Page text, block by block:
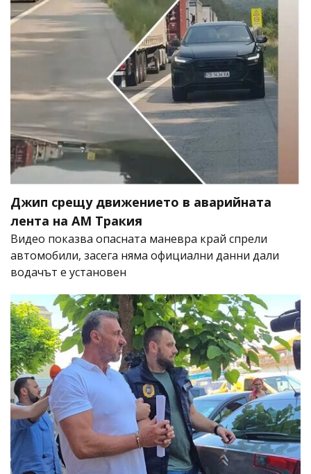
Джип срещу движението в аварийната
лента на АМ Тракия
Видео показва опасната маневра край спрели
автомобили, засега няма официални данни дали
водачът е установен